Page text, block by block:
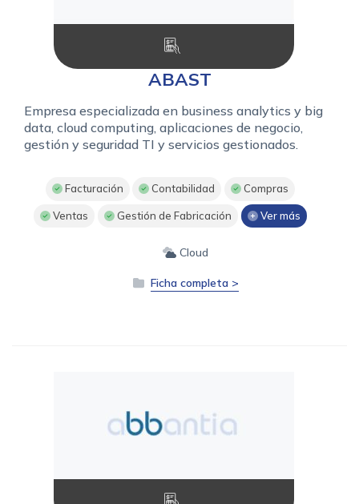
ABAST
Empresa especializada en business analytics y big
data, cloud computing, aplicaciones de negocio,
gestión y seguridad TI y servicios gestionados.
Facturación Contabilidad Compras
Ventas Gestión de Fabricación Ver más
Cloud
Ficha completa >